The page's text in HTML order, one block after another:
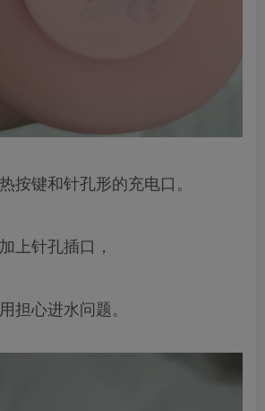
按键和针孔形的充电口。
上针孔插口，
担心进水问题。